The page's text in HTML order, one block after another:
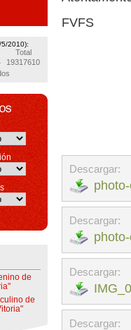
2010):
Total
19317610
de
de
FVFS
Descargar:
Descargar:
Descargar:
Descargar: